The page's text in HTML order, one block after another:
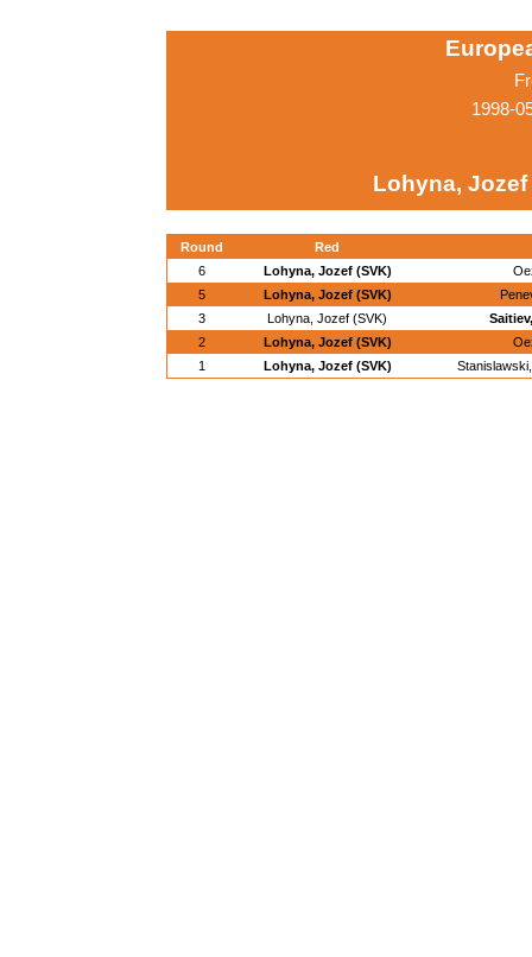
1998-
Lohyna, Jozef
Round
Red
6
Lohyna, Jozef (SVK)
5
Lohyna, Jozef (SVK)
3
Lohyna, Jozef (SVK)
2
Lohyna, Jozef (SVK)
1
Lohyna, Jozef (SVK)